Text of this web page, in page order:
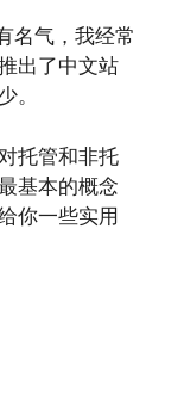
名气，我经常
出了中文站
。
托管和非托
基本的概念
你一些实用